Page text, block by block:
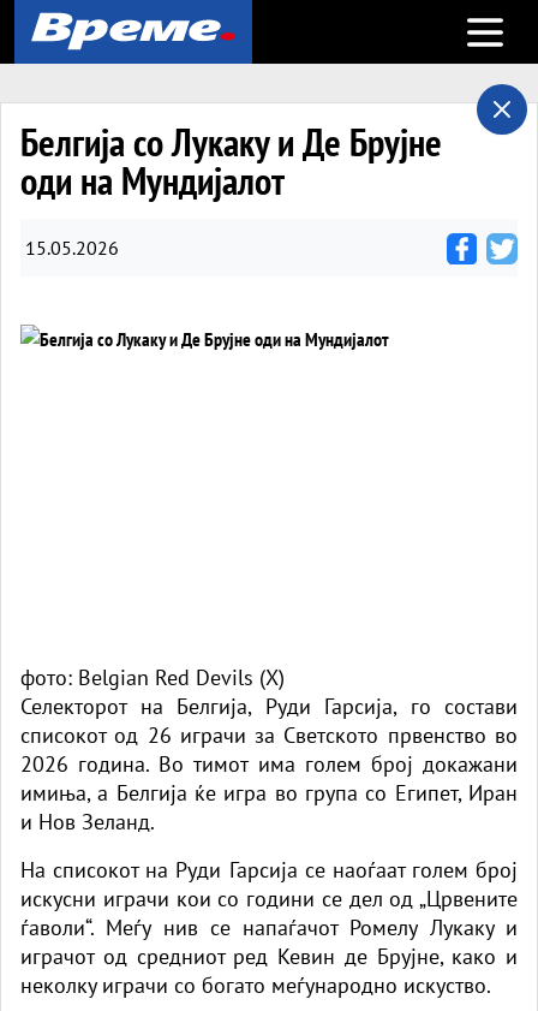
Open
Белгија со Лукаку и Де Брујне
оди на Мундијалот
15.05.2026
фото: Belgian Red Devils (X)
Селекторот на Белгија, Руди Гарсија, го состави
списокот од 26 играчи за Светското првенство во
2026 година. Во тимот има голем број докажани
имиња, а Белгија ќе игра во група со Египет, Иран
и Нов Зеланд.
На списокот на Руди Гарсија се наоѓаат голем број
искусни играчи кои со години се дел од „Црвените
ѓаволи“. Меѓу нив се напаѓачот Ромелу Лукаку и
играчот од средниот ред Кевин де Брујне, како и
неколку играчи со богато меѓународно искуство.